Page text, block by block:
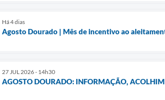
Há 4 dias
Agosto Dourado | Mês de incentivo ao
27 JUL 2026 - 14h30
AGOSTO DOURADO: INFORMAÇÃO,